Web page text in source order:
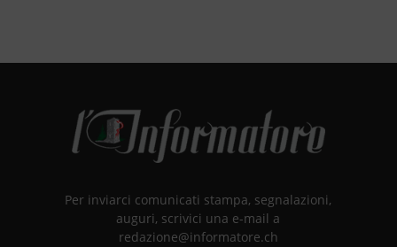
Per inviarci comunicati stampa, segnalazioni,
auguri, scrivici una e-mail a
redazione@informatore.ch